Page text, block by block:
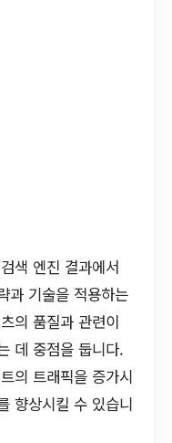
색 엔진 결과에서
과 기술을 적용하는
의 품질과 관련이
데 중점을 둡니다.
의 트래픽을 증가시
향상시킬 수 있습니